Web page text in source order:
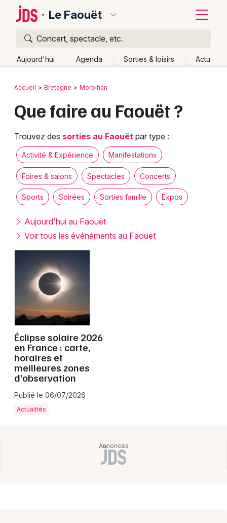
Le Faouët
Concert, spectacle, etc.
Aujourd'hui Agenda Sorties & loisirs Actu
Publier un événement
Grands événements
Activité & Expérience
Manifestations
Foires & salons
Spectacles
Concerts
Sports
Soirées
Sorties famille
Expos
Sorties & loisirs
Bordeaux
Lille
Lyon
Marseille
Montpellier
Nantes
Paris
Strasbourg
Toulouse
Toutes les villes
Retour
Accueil Bretagne Morbihan
Que faire au Faouët ?
Trouvez des sorties au Faouët par type :
Activité & Expérience Manifestations
Foires & salons Spectacles Concerts
Sports Soirées Sorties famille Expos
Aujourd'hui au Faouët
Voir tous les événéments au Faouët
Éclipse solaire 2026
en France : carte,
horaires et
meilleures zones
d’observation
Publié le 06/07/2026
Actualités
Quoi ?
Où ?
Partout
Près de moi Changer de lieu
Quand ?
Effacer les dates
Aujourd'hui
Demain Ce week-end Autre